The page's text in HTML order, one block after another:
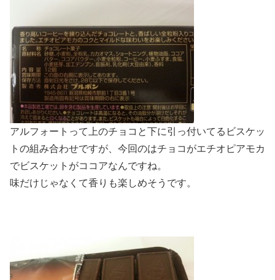
アルフォートって上のチョコと下に引っ付いてるビスケッ
トの組み合わせですが、今回のはチョコがエチオピアモカ
でビスケットがココアなんですね。
味だけじゃなくて香りも楽しめそうです。